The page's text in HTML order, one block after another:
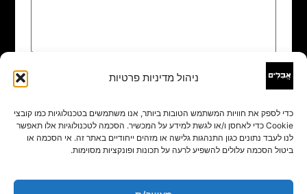
ניהול מדיניות פרטיות
כדי לספק את חוויות המשתמש הטובות ביותר, אנו משתמשים בטכנולוגיות כמו קובצי
Cookie כדי לאחסן ו/או לגשת למידע על המכשיר. הסכמה לטכנולוגיות אלו תאפשר
לנו לעבד נתונים כגון התנהגות גלישה או מזהים ייחודיים באתר זה. אי הסכמה או
ביטול הסכמה עלולים להשפיע לרעה על תכונות ופונקציות מסוימות.
שם
אימייל*